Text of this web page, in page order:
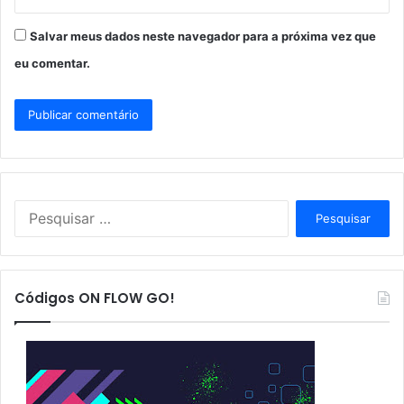
Salvar meus dados neste navegador para a próxima vez que
eu comentar.
q
s
a
p
o
Códigos ON FLOW GO!